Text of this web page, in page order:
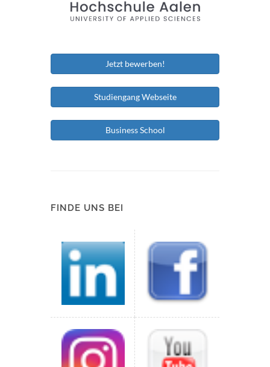
Jetzt bewerben!
Studiengang Webseite
Business School
FINDE UNS BEI